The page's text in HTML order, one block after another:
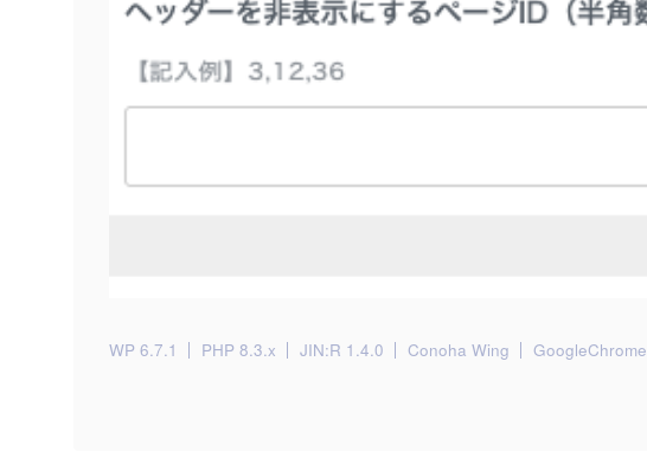
WP 6.7.1 PHP 8.3.x JIN:R 1.4.0 Conoha Wing GoogleChrome